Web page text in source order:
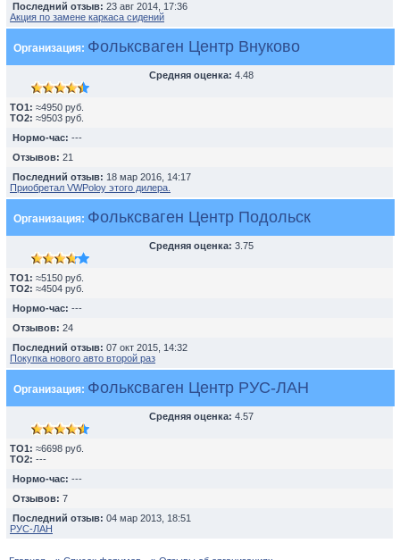
Последний отзыв: 23 авг 2014, 17:36
Акция по замене каркаса сидений
Организация: Фольксваген Центр Внуково
Средняя оценка: 4.48
TO1: ≈4950 руб.
TO2: ≈9503 руб.
Нормо-час: ---
Отзывов: 21
Последний отзыв: 18 мар 2016, 14:17
Приобретал VWPoloу этого дилера.
Организация: Фольксваген Центр Подольск
Средняя оценка: 3.75
TO1: ≈5150 руб.
TO2: ≈4504 руб.
Нормо-час: ---
Отзывов: 24
Последний отзыв: 07 окт 2015, 14:32
Покупка нового авто второй раз
Организация: Фольксваген Центр РУС-ЛАН
Средняя оценка: 4.57
TO1: ≈6698 руб.
TO2: ---
Нормо-час: ---
Отзывов: 7
Последний отзыв: 04 мар 2013, 18:51
РУС-ЛАН